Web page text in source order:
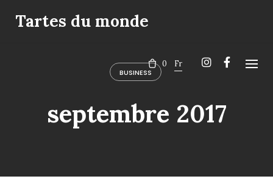
Tartes du monde
0 Fr
BUSINESS
septembre 2017